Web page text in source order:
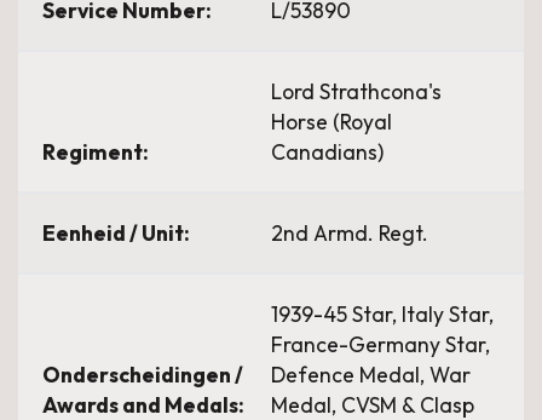
Service Number:
L/53890
Regiment:
Lord Strathcona's
Horse (Royal
Canadians)
Eenheid / Unit: 2nd Armd. Regt.
Onderscheidingen /
Awards and Medals:
1939-45 Star, Italy Star,
France-Germany Star,
Defence Medal, War
Medal, CVSM & Clasp